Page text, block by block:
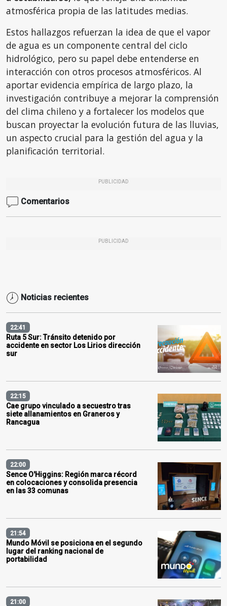
atmosférica propia de las latitudes medias.
Estos hallazgos refuerzan la idea de que el vapor
de agua es un componente central del ciclo
hidrológico, pero su papel debe entenderse en
interacción con otros procesos atmosféricos. Al
aportar evidencia empírica de largo plazo, la
investigación contribuye a mejorar la comprensión
del clima chileno y a fortalecer los modelos que
buscan proyectar la evolución futura de las lluvias,
un aspecto crucial para la gestión del agua y la
planificación territorial.
PUBLICIDAD
Comentarios
PUBLICIDAD
Noticias recientes
22:41
Ruta 5 Sur: Tránsito detenido por
accidente en sector Los Lirios dirección
sur
22:15
Cae grupo vinculado a secuestro tras
siete allanamientos en Graneros y
Rancagua
22:00
Sence O'Higgins: Región marca récord
en colocaciones y consolida presencia
en las 33 comunas
21:54
Mundo Móvil se posiciona en el segundo
lugar del ranking nacional de
portabilidad
21:00